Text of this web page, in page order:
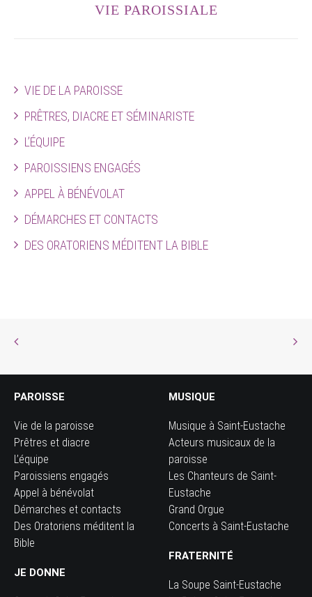
VIE PAROISSIALE
VIE DE LA PAROISSE
PRÊTRES, DIACRE ET SÉMINARISTE
L’ÉQUIPE
PAROISSIENS ENGAGÉS
APPEL À BÉNÉVOLAT
DÉMARCHES ET CONTACTS
DES ORATORIENS MÉDITENT LA BIBLE
PAROISSE
Vie de la paroisse
Prêtres et diacre
L’équipe
Paroissiens engagés
Appel à bénévolat
Démarches et contacts
Des Oratoriens méditent la
Bible
JE DONNE
MUSIQUE
Musique à Saint-Eustache
Acteurs musicaux de la
paroisse
Les Chanteurs de Saint-
Eustache
Grand Orgue
Concerts à Saint-Eustache
FRATERNITÉ
La Soupe Saint-Eustache